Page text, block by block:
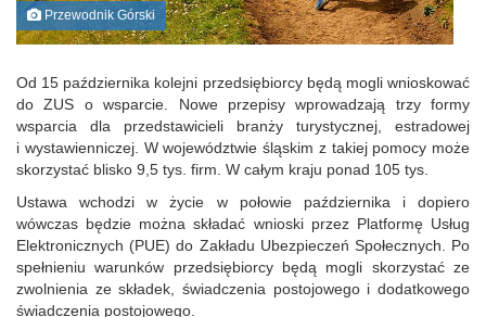
Przewodnik Górski
Od 15 października kolejni przedsiębiorcy będą mogli wnioskować
do ZUS o wsparcie. Nowe przepisy wprowadzają trzy formy
wsparcia dla przedstawicieli branży turystycznej, estradowej
i wystawienniczej. W województwie śląskim z takiej pomocy może
skorzystać blisko 9,5 tys. firm. W całym kraju ponad 105 tys.
Ustawa wchodzi w życie w połowie października i dopiero
wówczas będzie można składać wnioski przez Platformę Usług
Elektronicznych (PUE) do Zakładu Ubezpieczeń Społecznych. Po
spełnieniu warunków przedsiębiorcy będą mogli skorzystać ze
zwolnienia ze składek, świadczenia postojowego i dodatkowego
świadczenia postojowego.